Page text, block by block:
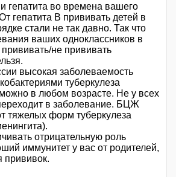
гепатита во времена вашего
гепатита В прививать детей в
стали не так давно. Так что
ваших одноклассников в
не прививать
высокая заболеваемость
туберкулеза
в любом возрасте. Не у всех
в заболевание. БЦЖ
тяжелых форм туберкулеза
отрицательную роль
иммунитет у вас от родителей,
прививок.